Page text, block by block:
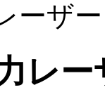
ーザ
レ